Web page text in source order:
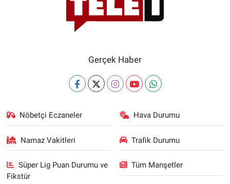
Gerçek Haber
Nöbetçi Eczaneler Hava Durumu
Namaz Vakitleri Trafik Durumu
Süper Lig Puan Durumu ve
Fikstür
Tüm Manşetler